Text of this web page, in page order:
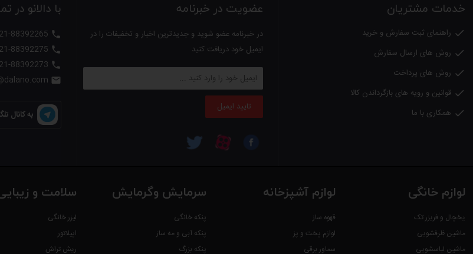
خدمات مشتریان
 راهنمای ثبت سفارش و خرید
 روش های ارسال سفارش
 روش های پرداخت
 قوانین و رویه های بازگرداندن کالا
 همکاری با ما
عضویت در خبرنامه
در خبرنامه عضو شوید و جدیدترین اخبار و تخفیفات را در
ایمیل خود دریافت کنید
تایید ایمیل
با دالانو




به کانال
لوازم خانگی
یخچال و فریزر تک
ماشین ظرفشویی
ماشین لباسشویی
لوازم آشپزخانه
قهوه ساز
لوازم پخت و پز
سماور برقی
سرمایش وگرمایش
پنکه خانگی
پنکه آبی و مه ساز
پنکه بزرگ
سلامت و
لیزر خانگی
اپیلاتور
ریش تراش